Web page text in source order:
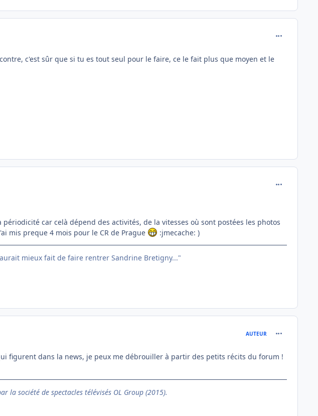
c'est sûr que si tu es tout seul pour le faire, ce le fait plus que moyen et le
car celà dépend des activités, de la vitesses où sont postées les photos
mis preque 4 mois pour le CR de Prague
:jmecache: )
mieux fait de faire rentrer Sandrine Bretigny..."
AUTEUR
figurent dans la news, je peux me débrouiller à partir des petits récits du forum !
la société de spectacles télévisés OL Group (2015).